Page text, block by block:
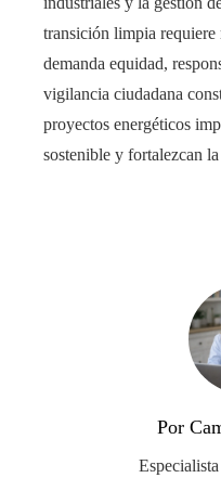
transición limpia requiere
demanda equidad,
vigilancia ciudadana
proyectos energéticos
sostenible y fortalezcan
Por